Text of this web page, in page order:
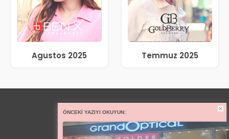
Agustos 2025 Temmuz 2025
ÖNCEKI YAZIYI OKUYUN: